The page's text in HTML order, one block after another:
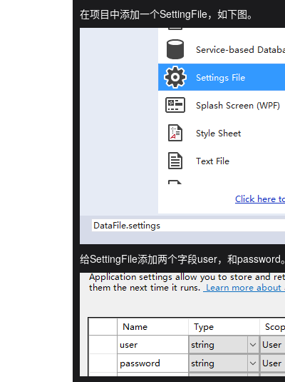
在项目中添加一个SettingFile，如下图。
给SettingFile添加两个字段user，和password。